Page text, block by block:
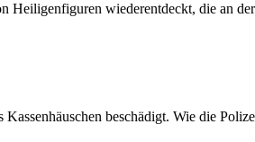
wiederentdeckt, die an
beschädigt. Wie die